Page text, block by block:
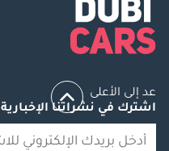
عد إلى الأعلى
اشترك في نشراتنا الإخبارية